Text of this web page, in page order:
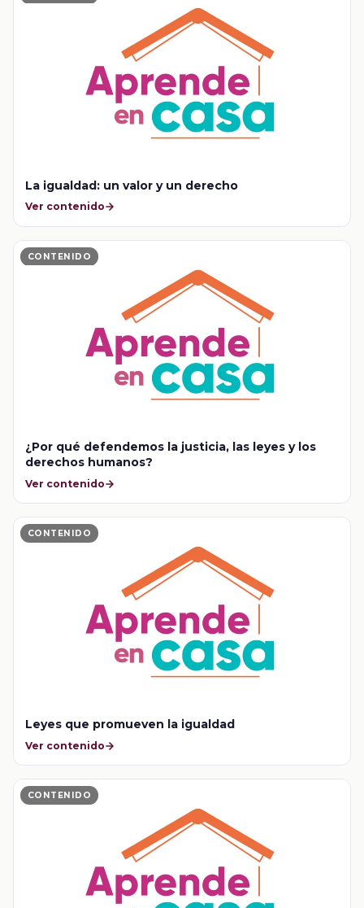
La igualdad: un valor y un derecho
Ver contenido
CONTENIDO
¿Por qué defendemos la justicia, las leyes y los
derechos humanos?
Ver contenido
CONTENIDO
Leyes que promueven la igualdad
Ver contenido
CONTENIDO